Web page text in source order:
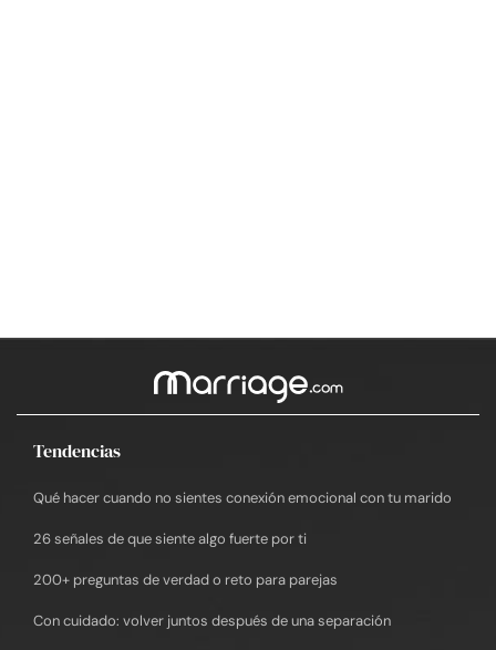
Tendencias
Qué hacer cuando no sientes conexión emocional con tu marido
26 señales de que siente algo fuerte por ti
200+ preguntas de verdad o reto para parejas
Con cuidado: volver juntos después de una separación